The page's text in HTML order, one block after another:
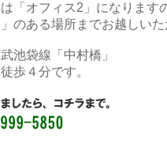
「オフィス2」になります
のある場所までお越しい
武池袋線「中村橋」
です。